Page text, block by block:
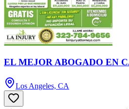
EL MEJOR ABOGADO EN
Los Angeles, CA